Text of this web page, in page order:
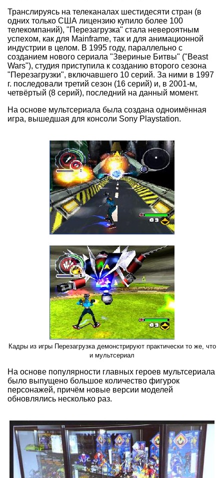
Транслируясь на телеканалах шестидесяти стран (в
одних только США лицензию купило более 100
телекомпаний), "Перезагрузка" стала невероятным
успехом, как для Mainframe, так и для анимационной
индустрии в целом. В 1995 году, параллельно с
созданием нового сериала "Звериные Битвы" ("Beast
Wars"), студия приступила к созданию второго сезона
"Перезагрузки", включавшего 10 серий. За ними в 1997
г. последовали третий сезон (16 серий) и, в 2001-м,
четвёртый (8 серий), последний на данный момент.
На основе мультсериала была создана одноимённая
игра, вышедшая для консоли Sony Playstation.
Кадры из игры Перезагрузка демонстрируют практически то же, что
и мультсериал
На основе популярности главных героев мультсериала
было выпущено большое количество фигурок
персонажей, причём новые версии моделей
обновлялись несколько раз.